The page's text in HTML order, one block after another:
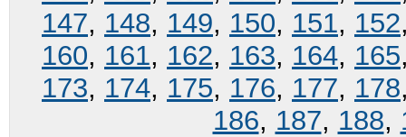
147, 148, 149, 150, 151, 152
160, 161, 162, 163, 164, 165
173, 174, 175, 176, 177, 178
186, 187, 188,